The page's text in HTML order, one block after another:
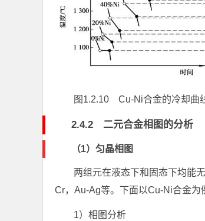
图1.2.10 Cu-Ni合金的冷却曲
2.4.2 二元合金相图的分析
（1）匀晶相图
两组元在液态下和固态下均能
Cr，Au-Ag等。下面以Cu-Ni合金为
1）相图分析